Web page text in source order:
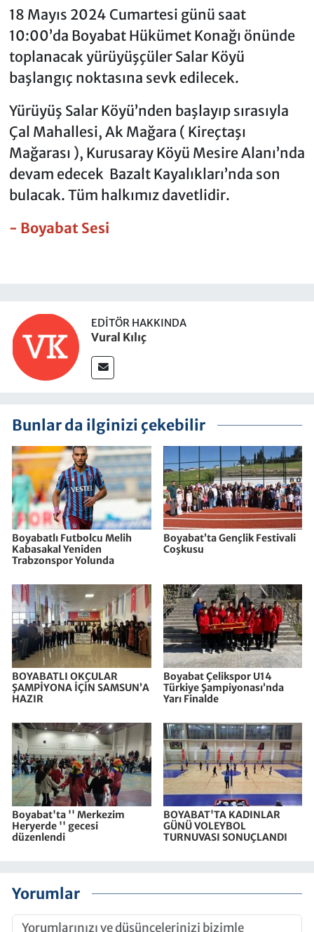
18 Mayıs 2024 Cumartesi günü saat
10:00’da Boyabat Hükümet Konağı önünde
toplanacak yürüyüşçüler Salar Köyü
başlangıç noktasına sevk edilecek.
Yürüyüş Salar Köyü’nden başlayıp sırasıyla
Çal Mahallesi, Ak Mağara ( Kireçtaşı
Mağarası ), Kurusaray Köyü Mesire Alanı’nda
devam edecek Bazalt Kayalıkları’nda son
bulacak. Tüm halkımız davetlidir.
- Boyabat Sesi
EDITÖR HAKKINDA
Vural Kılıç
Bunlar da ilginizi çekebilir
Boyabatlı Futbolcu Melih
Kabasakal Yeniden
Trabzonspor Yolunda
Boyabat’ta Gençlik Festivali
Coşkusu
BOYABATLI OKÇULAR
ŞAMPİYONA İÇİN SAMSUN’A
HAZIR
Boyabat Çelikspor U14
Türkiye Şampiyonası’nda
Yarı Finalde
Boyabat'ta '' Merkezim
Heryerde '' gecesi
düzenlendi
BOYABAT'TA KADINLAR
GÜNÜ VOLEYBOL
TURNUVASI SONUÇLANDI
Yorumlar